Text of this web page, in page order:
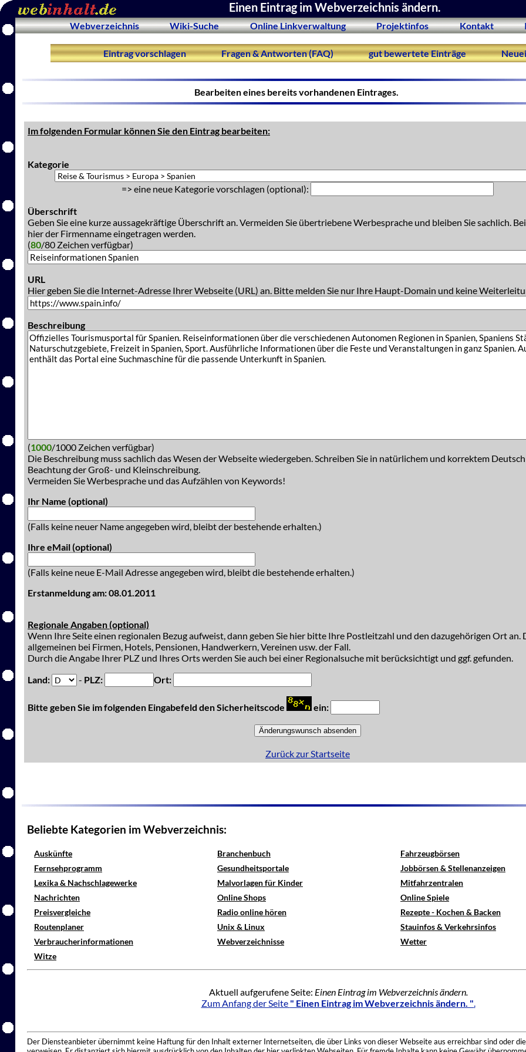
Einen Eintrag im Webverzeichnis ändern.
Webverzeichnis Wiki-Suche Online Linkverwaltung Projektinfos Kontakt
Eintrag vorschlagen Fragen & Antworten (FAQ) gut bewertete Einträge
Bearbeiten eines bereits vorhandenen Eintrages.
Im folgenden Formular können Sie den Eintrag bearbeiten:
Kategorie
=> eine neue Kategorie vorschlagen (optional):
Überschrift
Geben Sie eine kurze aussagekräftige Überschrift an. Vermeiden Sie übertriebene Werbesprache und bleiben Sie sachlich.
hier der Firmenname eingetragen werden.
(80/80 Zeichen verfügbar)
URL
Hier geben Sie die Internet-Adresse Ihrer Webseite (URL) an. Bitte melden Sie nur Ihre Haupt-Domain und keine
Beschreibung
(1000/1000 Zeichen verfügbar)
Die Beschreibung muss sachlich das Wesen der Webseite wiedergeben. Schreiben Sie in natürlichem und korrektem
Beachtung der Groß- und Kleinschreibung.
Vermeiden Sie Werbesprache und das Aufzählen von Keywords!
Ihr Name (optional)
(Falls keine neuer Name angegeben wird, bleibt der bestehende erhalten.)
Ihre eMail (optional)
(Falls keine neue E-Mail Adresse angegeben wird, bleibt die bestehende erhalten.)
Erstanmeldung am: 08.01.2011
Regionale Angaben (optional)
Wenn Ihre Seite einen regionalen Bezug aufweist, dann geben Sie hier bitte Ihre Postleitzahl und den dazugehörigen Ort an.
allgemeinen bei Firmen, Hotels, Pensionen, Handwerkern, Vereinen usw. der Fall.
Durch die Angabe Ihrer PLZ und Ihres Orts werden Sie auch bei einer Regionalsuche mit berücksichtigt und ggf. gefunden.
Land:
- PLZ: Ort:
Bitte geben Sie im folgenden Eingabefeld den Sicherheitscode ein:
Zurück zur Startseite
Beliebte Kategorien im Webverzeichnis:
Auskünfte Branchenbuch
Fahrzeugbörsen
Fernsehprogramm
Gesundheitsportale
Jobbörsen & Stellenanzeigen
Lexika & Nachschlagewerke
Malvorlagen für Kinder
Mitfahrzentralen
Nachrichten
Online Shops
Online Spiele
Preisvergleiche
Radio online hören
Rezepte - Kochen & Backen
Routenplaner
Unix & Linux
Stauinfos & Verkehrsinfos
Verbraucherinformationen
Webverzeichnisse
Wetter
Witze
Aktuell aufgerufene Seite: Einen Eintrag im Webverzeichnis ändern.
Zum Anfang der Seite " Einen Eintrag im Webverzeichnis ändern. ".
Der Diensteanbieter übernimmt keine Haftung für den Inhalt externer Internetseiten, die über Links von dieser Webseite aus erreichbar sind oder